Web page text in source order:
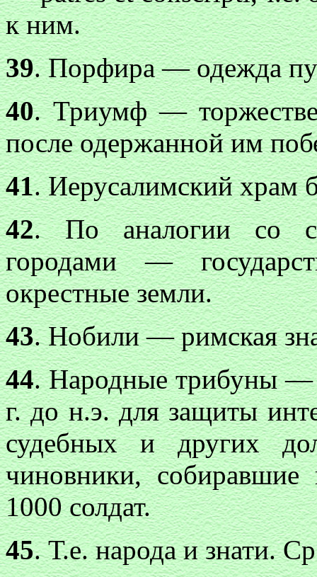
к ним.
39. Порфира — одежда
40. Триумф —
после одержанной им
41. Иерусалимский храм
42. По аналогии со
городами —
окрестные земли.
43. Нобили — римская
44. Народные трибуны —
г. до н.э. для защиты
судебных и других
чиновники,
1000 солдат.
45. Т.е. народа и знати.